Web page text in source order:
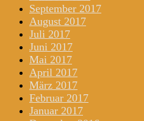
September 2017
August 2017
Juli 2017
Juni 2017
Mai 2017
April 2017
März 2017
Februar 2017
Januar 2017